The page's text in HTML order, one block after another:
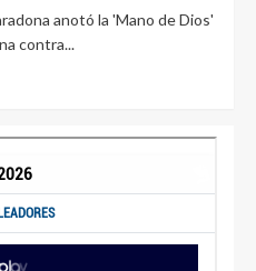
anotó la 'Mano de Dios'
contra...